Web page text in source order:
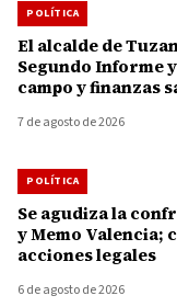
POLÍTICA
El alcalde de
Segundo Informe
campo y finanzas
7 de agosto de 2026
POLÍTICA
Se agudiza la
y Memo Valencia;
acciones legales
6 de agosto de 2026